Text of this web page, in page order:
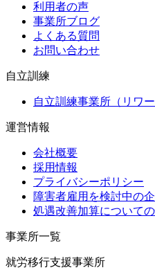
利用者の声
事業所ブログ
よくある質問
お問い合わせ
自立訓練
自立訓練事業所（リワー
運営情報
会社概要
採用情報
プライバシーポリシー
障害者雇用を検討中の
処遇改善加算について
事業所一覧
就労移行支援事業所